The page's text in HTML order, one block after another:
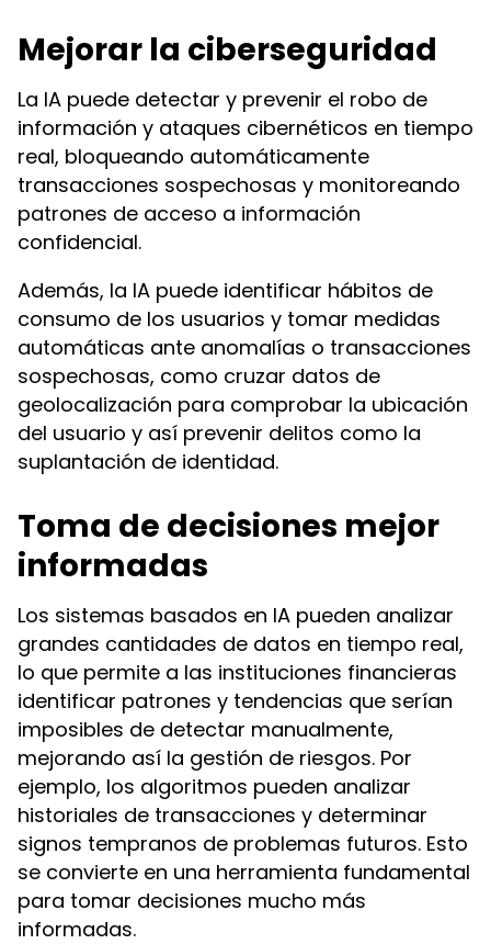
Mejorar la ciberseguridad
La IA puede detectar y prevenir el robo de
información y ataques cibernéticos en tiempo
real, bloqueando automáticamente
transacciones sospechosas y monitoreando
patrones de acceso a información
confidencial.
Además, la IA puede identificar hábitos de
consumo de los usuarios y tomar medidas
automáticas ante anomalías o transacciones
sospechosas, como cruzar datos de
geolocalización para comprobar la ubicación
del usuario y así prevenir delitos como la
suplantación de identidad.
Toma de decisiones mejor
informadas
Los sistemas basados en IA pueden analizar
grandes cantidades de datos en tiempo real,
lo que permite a las instituciones financieras
identificar patrones y tendencias que serían
imposibles de detectar manualmente,
mejorando así la gestión de riesgos. Por
ejemplo, los algoritmos pueden analizar
historiales de transacciones y determinar
signos tempranos de problemas futuros. Esto
se convierte en una herramienta fundamental
para tomar decisiones mucho más
informadas.